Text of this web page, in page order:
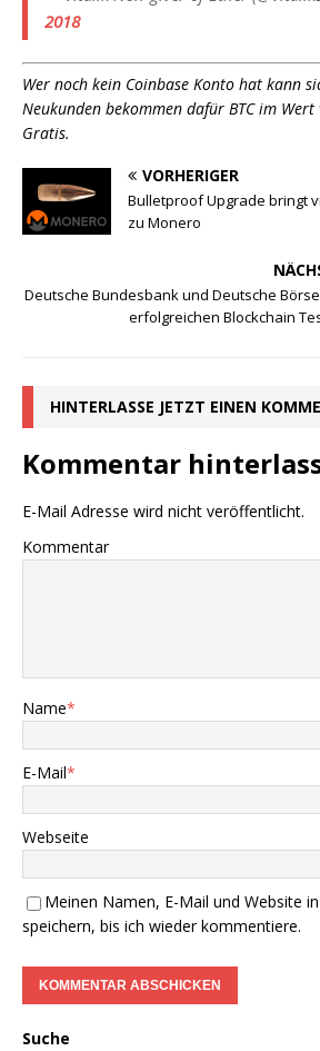
2018
Wer noch kein Coinbase Konto hat kann
Neukunden bekommen dafür BTC im
Gratis.
VORHERIGER
Bulletproof Upgrade bringt
zu Monero
Deutsche Bundesbank und Deutsche
erfolgreichen Blockchain
HINTERLASSE JETZT EINEN
Kommentar
E-Mail Adresse wird nicht veröffentlicht.
Kommentar
Name*
E-Mail*
Webseite
Meinen Namen, E-Mail und Website
speichern, bis ich wieder kommentiere.
Suche